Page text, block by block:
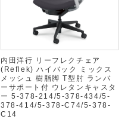
内田洋行 リーフレクチェア
(Reflek) ハイバック ミックス
メッシュ 樹脂脚 T型肘 ランバ
ーサポート付 ウレタンキャスタ
ー 5-378-214/5-378-434/5-
378-414/5-378-C74/5-378-
C14